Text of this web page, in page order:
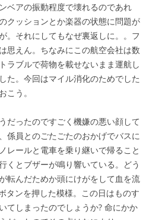
ベアの振動程度で壊れるのであれ
クッションとか楽器の状態に問題が
。それにしてもなぜ裏返しに。。フ
思えん。ちなみにこの航空会社は数
ラブルで荷物を載せないまま運航し
た。今回はマイル消化のためでした
こう。
だったのですごく機嫌の悪い顔して
係員とのごたごたのおかげでバスに
レールと電車を乗り継いで帰ること
くとブザーが鳴り響いている。どう
転んだためか頭にけがをして血を流
タンを押した模様。この日はものす
てしまったのでしょうか? 命にかか